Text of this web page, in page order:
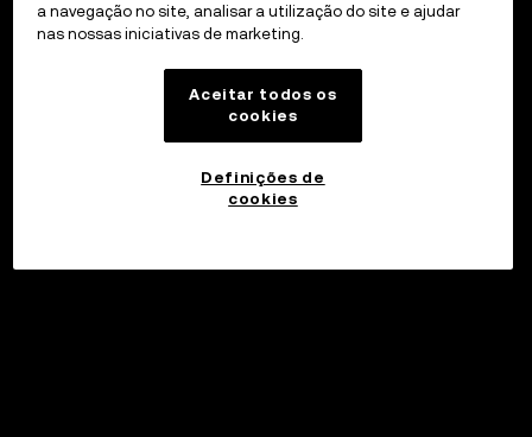
a navegação no site, analisar a utilização do site e ajudar
nas nossas iniciativas de marketing.
Aceitar todos os
cookies
Definições de
cookies